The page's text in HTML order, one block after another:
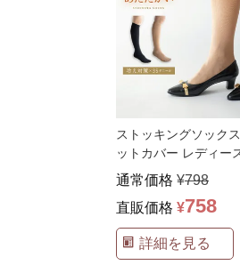
ストッキングソック
ットカバー レディー
ール あったかい
通常価格 ¥798
直販価格 ¥758
詳細を見る